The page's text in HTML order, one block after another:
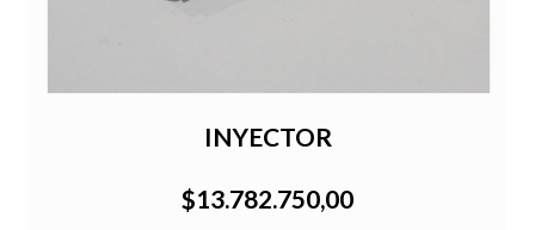
INYECTOR
$13.782.750,00